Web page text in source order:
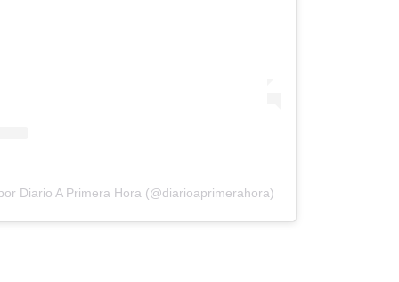
Diario A Primera Hora (@diarioaprimerahora)